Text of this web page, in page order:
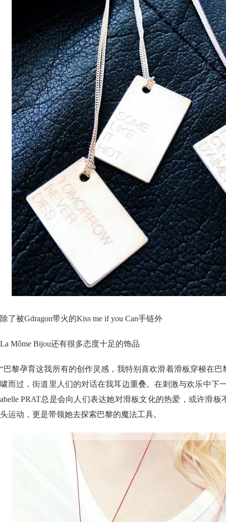
除了被Gdragon带火的Kiss me if you Can手链外
La Môme Bijou还有很多态度十足的饰品
“巴黎孕育这我所有的创作灵感，我特别喜欢滑着滑板穿梭在
啸而过，街道里人们的对话在我耳边重叠。在刺激与欢乐中下
abelle PRAT总是会向人们表达她对滑板文化的热爱，或许滑
头运动，更是带领她去探索巴黎的魔法工具。